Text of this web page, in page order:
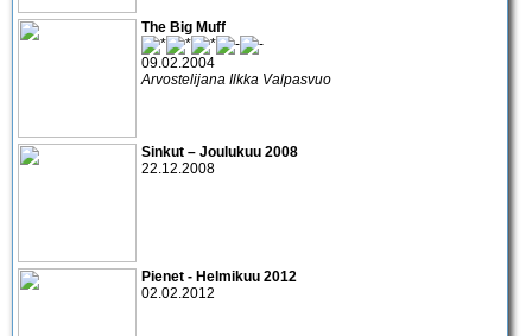
The Big Muff
09.02.2004
Arvostelijana Ilkka Valpasvuo
Sinkut – Joulukuu 2008
22.12.2008
Pienet - Helmikuu 2012
02.02.2012